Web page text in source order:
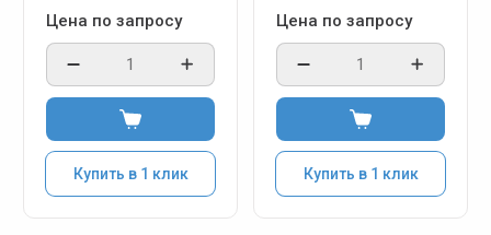
Цена по запросу
Купить в 1 клик
Цена по запросу
Купить в 1 клик